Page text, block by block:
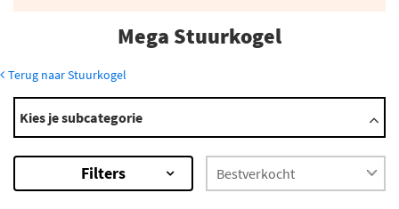
Mega Stuurkogel
Terug naar Stuurkogel
Modellen
Club
×
Kies je subcategorie
Filters